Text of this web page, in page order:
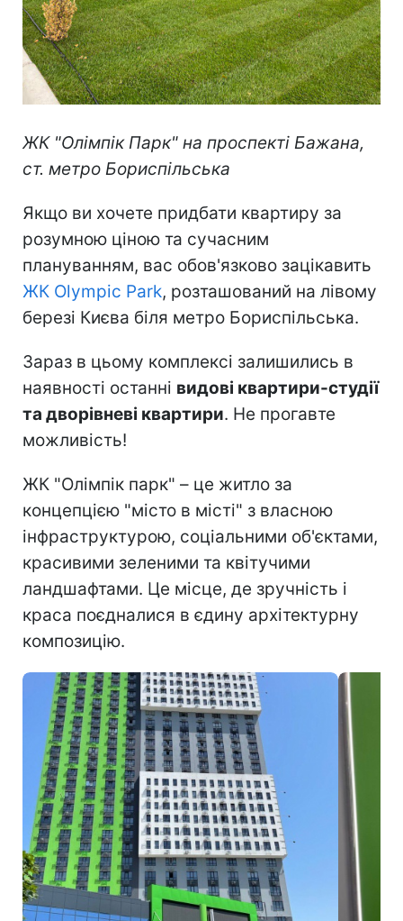
ЖК "Олімпік Парк" на проспекті Бажана,
ст. метро Бориспільська
Якщо ви хочете придбати квартиру за
розумною ціною та сучасним
плануванням, вас обов'язково зацікавить
ЖК Olympic Park, розташований на лівому
березі Києва біля метро Бориспільська.
Зараз в цьому комплексі залишились в
наявності останні видові квартири-студії
та дворівневі квартири. Не прогавте
можливість!
ЖК "Олімпік парк" – це житло за
концепцією "місто в місті" з власною
інфраструктурою, соціальними об'єктами,
красивими зеленими та квітучими
ландшафтами. Це місце, де зручність і
краса поєдналися в єдину архітектурну
композицію.